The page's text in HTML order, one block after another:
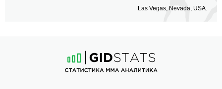
Las Vegas, Nevada, USA.